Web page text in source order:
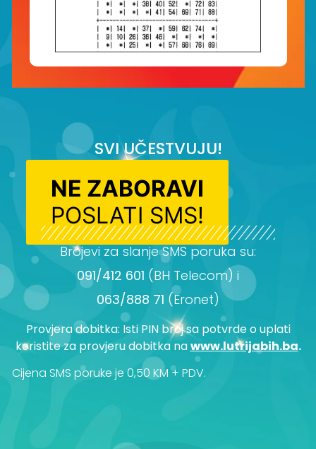
SVI UČESTVUJU!
NE ZABORAVI
POSLATI SMS!
Brojevi za slanje SMS poruka su:
091/412 601 (BH Telecom) i
063/888 71 (Eronet)
Provjera dobitka: Isti PIN broj sa potvrde o uplati
koristite za provjeru dobitka nawww.lutrijabih.ba.
Cijena SMS poruke je 0,50 KM + PDV.